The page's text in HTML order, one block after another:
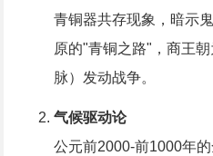
青铜器共存现象，暗示
原的"青铜之路"，商王
脉）发动战争。
气候驱动论
公元前2000-前1000年